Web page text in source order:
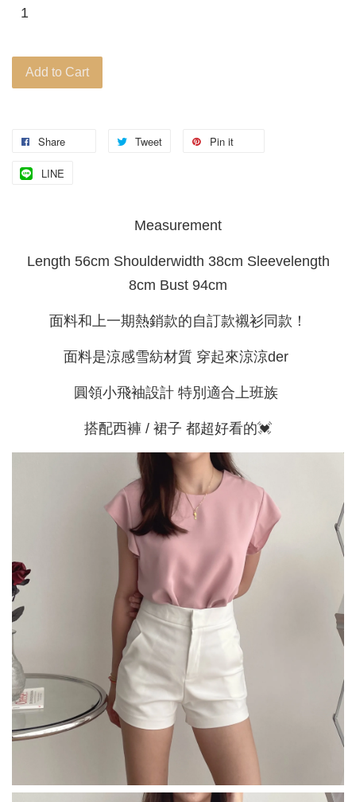
Add to Cart
Share Tweet Pin it
LINE
Measurement
Length 56cm Shoulderwidth 38cm Sleevelength
8cm Bust 94cm
面料和上一期熱銷款的自訂款襯衫同款！
面料是涼感雪紡材質 穿起來涼涼der
圓領小飛袖設計 特別適合上班族
搭配西褲 / 裙子 都超好看的💓